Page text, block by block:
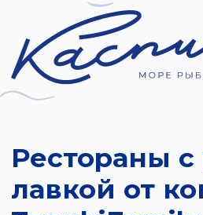
Рестораны с
лавкой от команды
Бронируйте онлайн
до 6 гостей, пн-чт
Бронируйте по